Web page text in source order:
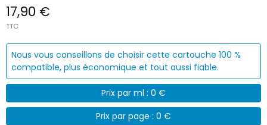
17,90 €
TTC
Nous vous conseillons de choisir cette cartouche 100 %
compatible, plus économique et tout aussi fiable.
Prix par ml : 0 €
Prix par page : 0 €